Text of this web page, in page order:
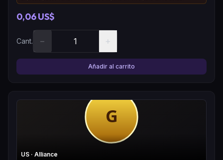
0,06 US$
Cant. − +
Añadir al carrito
US · Alliance